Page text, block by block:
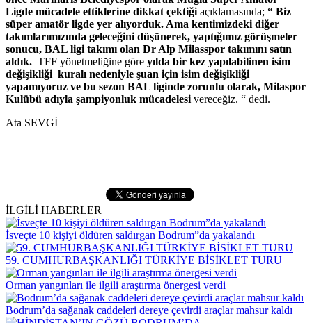
Ligde mücadele ettiklerine dikkat çektiği açıklamasında; “ Biz
süper amatör ligde yer alıyorduk. Ama kentimizdeki diğer
takımlarımızında geleceğini düşünerek, yaptığımız görüşmeler
sonucu, BAL ligi takımı olan Dr Alp Milasspor takımını satın
aldık. TFF yönetmeliğine göre yılda bir kez yapılabilinen isim
değişikliği kuralı nedeniyle şuan için isim değişikliği
yapamıyoruz ve bu sezon BAL liginde zorunlu olarak, Milaspor
Kulübü adıyla şampiyonluk mücadelesi vereceğiz. “ dedi.
Ata SEVGİ
İLGİLİ HABERLER
İsveçte 10 kişiyi öldüren saldırgan Bodrum”da yakalandı
59. CUMHURBAŞKANLIĞI TÜRKİYE BİSİKLET TURU
Orman yangınları ile ilgili araştırma önergesi verdi
Bodrum’da sağanak caddeleri dereye çevirdi araçlar mahsur kaldı